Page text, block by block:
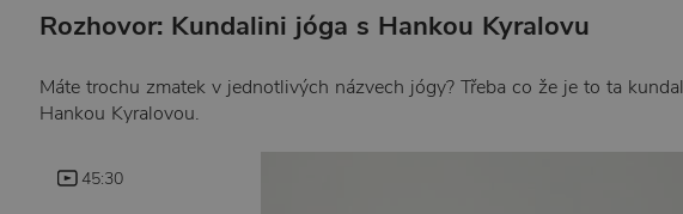
Rozhovor: Kundalini jóga s Hankou Kyralovu
Máte trochu zmatek v jednotlivých názvech jógy? Třeba co že je to ta
Hankou Kyralovou.
45:30